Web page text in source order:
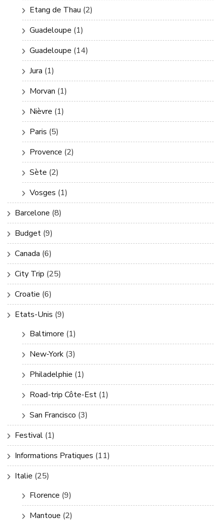
Etang de Thau (2)
Guadeloupe (1)
Guadeloupe (14)
Jura (1)
Morvan (1)
Nièvre (1)
Paris (5)
Provence (2)
Sète (2)
Vosges (1)
Barcelone (8)
Budget (9)
Canada (6)
City Trip (25)
Croatie (6)
Etats-Unis (9)
Baltimore (1)
New-York (3)
Philadelphie (1)
Road-trip Côte-Est (1)
San Francisco (3)
Festival (1)
Informations Pratiques (11)
Italie (25)
Florence (9)
Mantoue (2)